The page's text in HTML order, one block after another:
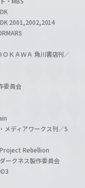
2001,2002,2014
ＫＡＷＡ 角川書店刊／
委員会
ディアワークス刊／S
Rebellion
ークネス製作委員会